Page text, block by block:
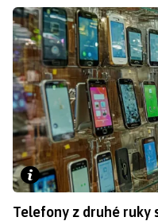
Telefony z druhé ruky